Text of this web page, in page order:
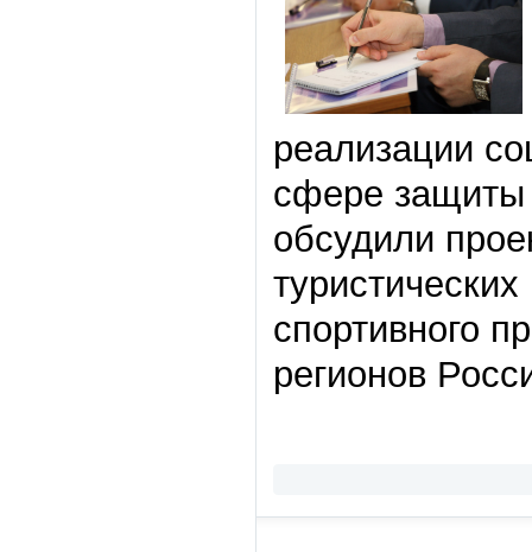
реализации
сфере защиты
обсудили
спортивного
регионов